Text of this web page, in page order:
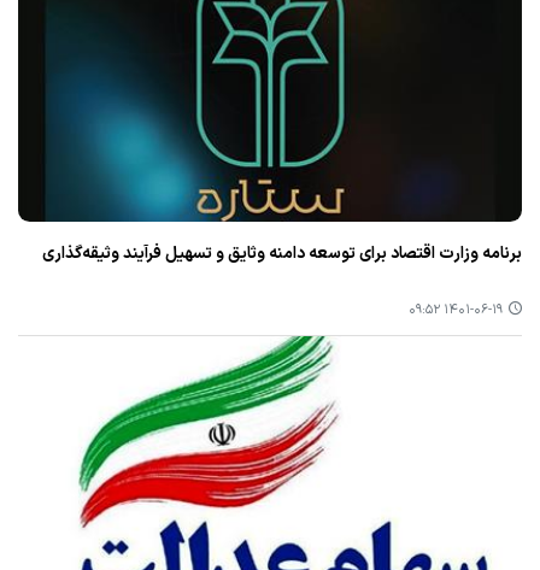
برنامه وزارت اقتصاد برای توسعه دامنه وثایق و تسهیل فرآیند وثیقه‌گذاری
۱۴۰۱-۰۶-۱۹ ۰۹:۵۲